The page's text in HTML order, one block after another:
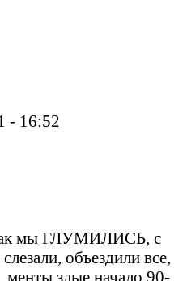
- 16:52
мы ГЛУМИЛИСЬ, с
объездили все,
менты злые начало 90-